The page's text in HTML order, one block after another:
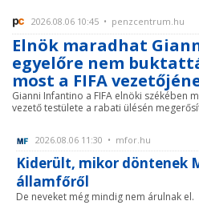
2026.08.06 10:45 • penzcentrum.hu
Elnök maradhat
egyelőre nem
most a FIFA
Gianni Infantino a FIFA elnöki székében
vezető testülete a rabati ülésén
2026.08.06 11:30 • mfor.hu
Kiderült, mikor döntenek
államfőről
De neveket még mindig nem árulnak el.